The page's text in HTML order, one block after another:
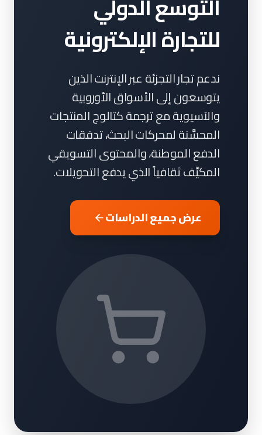
للتجارة الإلكترونية
ندعم تجار التجزئة عبر الإنترنت الذين
يتوسعون إلى الأسواق الأوروبية
والآسيوية مع ترجمة كتالوج المنتجات
المحسَّنة لمحركات البحث، تدفقات
الدفع الموطنة، والمحتوى التسويقي
المكيَّف ثقافياً الذي يدفع التحويلات.
عرض جميع الدراسات